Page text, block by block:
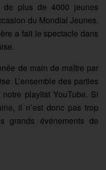
de plus de 4000 jeunes
du Mondial Jeunes.
a fait le spectacle dans
de main de maître par
L’ensemble des parties
playlist YouTube. Si
il n’est donc pas trop
grands événements de